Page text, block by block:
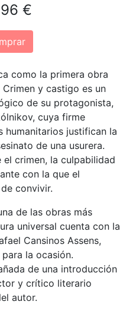
€
como la primera obra
y castigo es un
de su protagonista,
cuya firme
humanitarios justifican la
de una usurera.
el crimen, la culpabilidad
con la que el
convivir.
de las obras más
universal cuenta con la
Cansinos Assens,
la ocasión.
de una introducción
y crítico literario
autor.